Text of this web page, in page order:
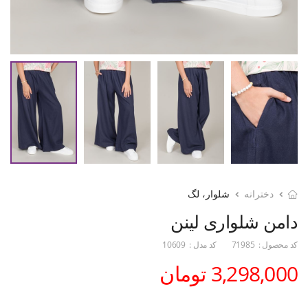
دخترانه شلوار، لگ
دامن شلواری لینن
کد محصول : 71985 کد مدل : 10609
3,298,000 تومان